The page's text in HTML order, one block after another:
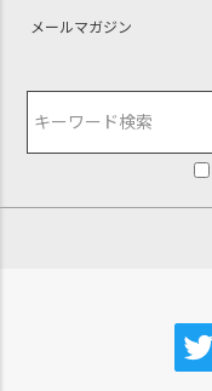
メールマガジン